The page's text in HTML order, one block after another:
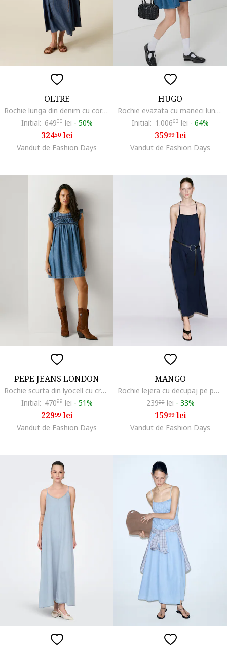
OLTRE
Rochie lunga din denim cu cordon in talie, Bleumarin
Initial: 64900 lei - 50%
32450lei
Vandut de Fashion Days
HUGO
Rochie evazata cu maneci lungi, Albastru pastel
Initial: 1.00663 lei - 64%
35999lei
Vandut de Fashion Days
PEPE JEANS LONDON
Rochie scurta din lyocell cu croiala lejera si detalii brodate, Albastru inchis
Initial: 47099 lei - 51%
22999lei
Vandut de Fashion Days
MANGO
Rochie lejera cu decupaj pe partea din spate, Bleumarin
23999lei - 33%
15999lei
Vandut de Fashion Days